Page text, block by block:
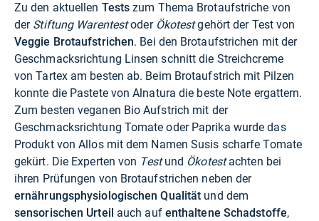
Zu den aktuellen Tests zum Thema Brotaufstriche von
der Stiftung Warentestoder Ökotestgehört der Test von
Veggie Brotaufstrichen. Bei den Brotaufstrichen mit der
Geschmacksrichtung Linsen schnitt die Streichcreme
von Tartex am besten ab. Beim Brotaufstrich mit Pilzen
konnte die Pastete von Alnatura die beste Note ergattern.
Zum besten veganen Bio Aufstrich mit der
Geschmacksrichtung Tomate oder Paprika wurde das
Produkt von Allos mit dem Namen Susis scharfe Tomate
gekürt. Die Experten von Testund Ökotestachten bei
ihren Prüfungen von Brotaufstrichen neben der
ernährungsphysiologischen Qualität und dem
sensorischen Urteil auch auf enthaltene Schadstoffe,